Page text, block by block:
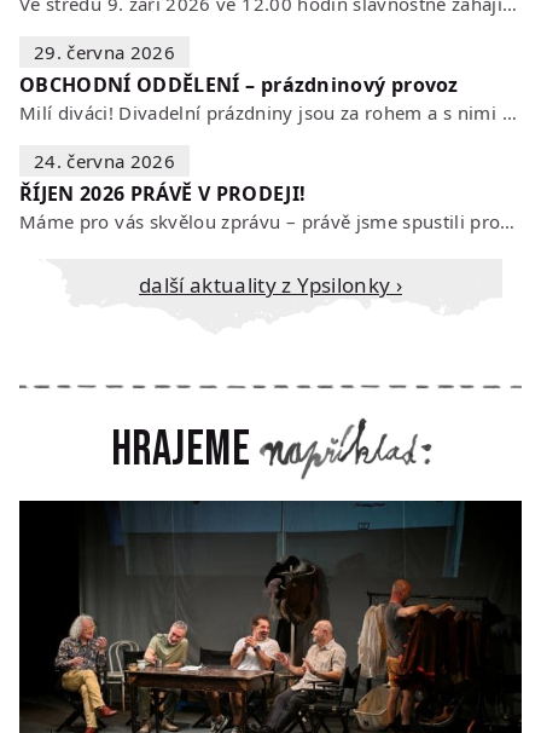
29. června 2026
OBCHODNÍ ODDĚLENÍ – prázdninový provoz
Milí diváci! Divadelní prázdniny jsou za rohem a s nimi se mění i otevírací…
24. června 2026
ŘÍJEN 2026 PRÁVĚ V PRODEJI!
Máme pro vás skvělou zprávu – právě jsme spustili prodej vstupenek na říjen…
Další aktuality z Ypsilonky ›
Hrajeme